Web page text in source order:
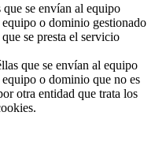
se envían al equipo
o dominio gestionado
se presta el servicio
que se envían al equipo
o dominio que no es
otra entidad que trata los